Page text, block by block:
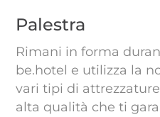
Palestra
Rimani in forma
be.hotel e utilizza la
vari tipi di
alta qualità che ti